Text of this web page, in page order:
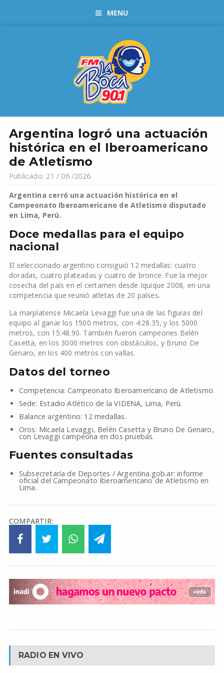
MENU
Argentina logró una actuación
histórica en el Iberoamericano
de Atletismo
Publicado: 21 / 06 /2026
Argentina cerró una actuación histórica en el
Campeonato Iberoamericano de Atletismo disputado
en Lima, Perú.
Doce medallas para el equipo
nacional
El seleccionado argentino consiguió 12 medallas: cuatro
doradas, cuatro plateadas y cuatro de bronce. Fue la mejor
cosecha del país en el certamen desde Iquique 2008, en una
competencia que reunió atletas de 20 países.
La marplatense Micaela Levaggi fue una de las figuras del
equipo al ganar los 1500 metros, con 4:28.35, y los 5000
metros, con 15:48.90. También fueron campeones Belén
Casetta, en los 3000 metros con obstáculos, y Bruno De
Genaro, en los 400 metros con vallas.
Datos del torneo
Competencia: Campeonato Iberoamericano de Atletismo.
Sede: Estadio Atlético de la VIDENA, Lima, Perú.
Balance argentino: 12 medallas.
Oros: Micaela Levaggi, Belén Casetta y Bruno De Genaro,
con Levaggi campeona en dos pruebas.
Fuentes consultadas
Subsecretaría de Deportes / Argentina.gob.ar: informe
oficial del Campeonato Iberoamericano de Atletismo en
Lima.
COMPARTIR:
RADIO EN VIVO